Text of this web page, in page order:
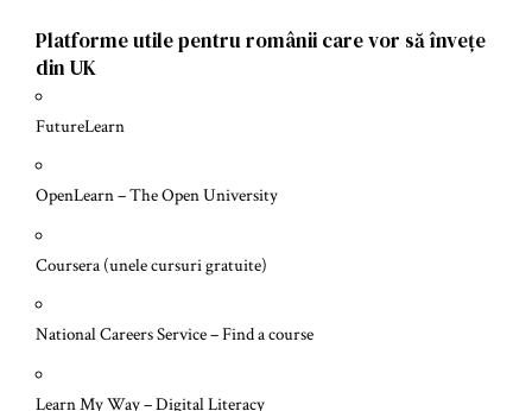
Platforme utile pentru românii care vor să învețe
din UK
FutureLearn
OpenLearn – The Open University
Coursera (unele cursuri gratuite)
National Careers Service – Find a course
Learn My Way – Digital Literacy